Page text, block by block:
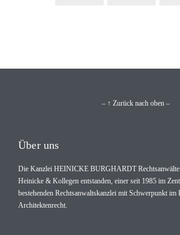
– ↑ Zurück nach oben –
Über uns
Die Kanzlei HEINICKE BURGHARDT Rechtsanwälte
Heinicke & Kollegen entstanden, einer seit 1985 im
bestehenden Rechtsanwaltskanzlei mit Schwerpunkt im
Architektenrecht.